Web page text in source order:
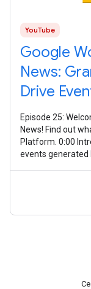
YouTube
Google
News:
Drive
Episode 25:
News! Find out
Platform. 0:00
events generated